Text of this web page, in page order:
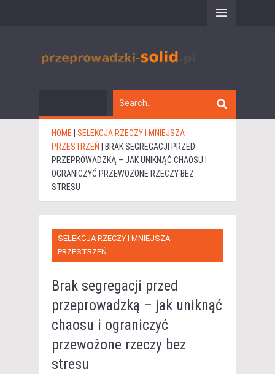
HOME SELEKCJA RZECZY I MNIEJSZA
PRZESTRZEŃ
BRAK SEGREGACJI PRZED
PRZEPROWADZKĄ – JAK UNIKNĄĆ CHAOSU I
OGRANICZYĆ PRZEWOŻONE RZECZY BEZ
STRESU
SELEKCJA RZECZY I MNIEJSZA
PRZESTRZEŃ
Brak segregacji przed
przeprowadzką – jak uniknąć
chaosu i ograniczyć
przewożone rzeczy bez
stresu